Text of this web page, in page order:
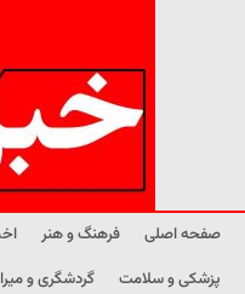
صفحه اصلی فرهنگ و هنر
پزشکی و سلامت
گردشگری و